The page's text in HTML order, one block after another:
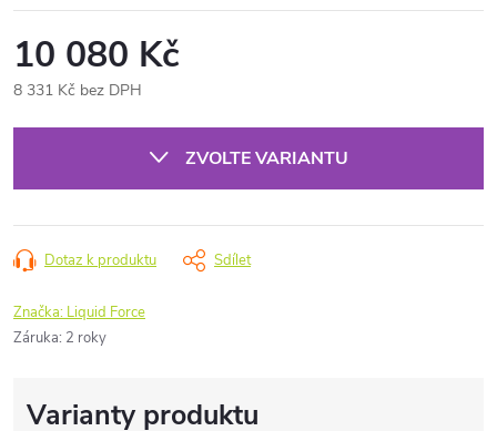
10 080 Kč
8 331 Kč bez DPH
ZVOLTE VARIANTU
Dotaz k produktu Sdílet
Značka: Liquid Force
Záruka: 2 roky